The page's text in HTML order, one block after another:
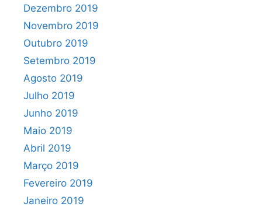
Dezembro 2019
Novembro 2019
Outubro 2019
Setembro 2019
Agosto 2019
Julho 2019
Junho 2019
Maio 2019
Abril 2019
Março 2019
Fevereiro 2019
Janeiro 2019